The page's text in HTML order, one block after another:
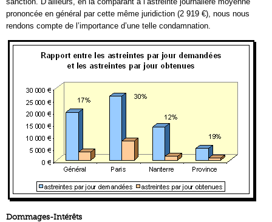
prononcée en général par cette même juridiction (2 919 €), nous nous
rendons compte de l’importance d’une telle condamnation.
Dommages-Intérêts